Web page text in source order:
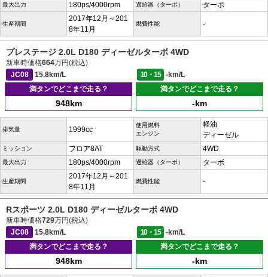
最大出力 180ps/4000rpm 過給器（ターボ） ターボ
生産期間
2017年12月～201
8年11月
燃費性能 -
プレステージ 2.0L D180 ディーゼルターボ 4WD
新車時価格664万円(税込)
JC08
15.8km/L 10・15
-km/L
満タンでどこまで走る？
948km
満タンでどこまで走る？
-km
排気量 1999cc
使用燃料
エンジン
軽油
ディーゼル
ミッション フロア8AT 駆動方式 4WD
最大出力 180ps/4000rpm 過給器（ターボ） ターボ
生産期間
2017年12月～201
8年11月
燃費性能 -
Rスポーツ 2.0L D180 ディーゼルターボ 4WD
新車時価格729万円(税込)
JC08
15.8km/L 10・15
-km/L
満タンでどこまで走る？
948km
満タンでどこまで走る？
-km